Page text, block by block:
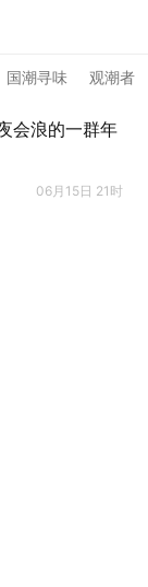
国潮寻味 观潮者
会浪的一群年
06月15日 21时